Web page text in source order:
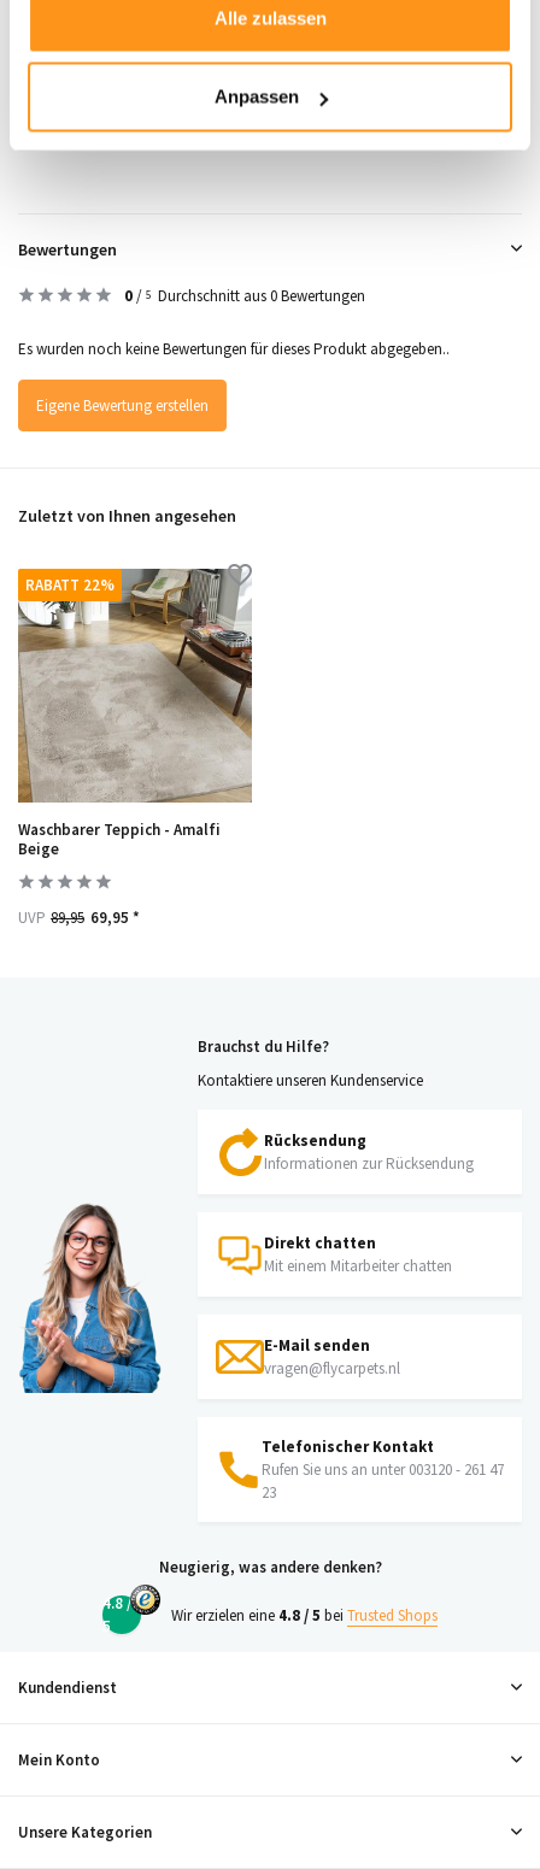
Alle zulassen
Anpassen
Produktdaten
Bewertungen
0/ 5 Durchschnitt aus 0 Bewertungen
Es wurden noch keine Bewertungen für dieses Produkt abgegeben..
Eigene Bewertung erstellen
Zuletzt von Ihnen angesehen
RABATT 22%
Waschbarer Teppich - Amalfi
Beige
UVP 89,95 69,95 *
Brauchst du Hilfe?
Kontaktiere unseren Kundenservice
Rücksendung
Informationen zur Rücksendung
Direkt chatten
Mit einem Mitarbeiter chatten
E-Mail senden
vragen@flycarpets.nl
Telefonischer Kontakt
Rufen Sie uns an unter 003120 - 261 47
23
Neugierig, was andere denken?
4.8 /
5
Wir erzielen eine 4.8 / 5 bei Trusted Shops
Kundendienst
Mein Konto
Unsere Kategorien